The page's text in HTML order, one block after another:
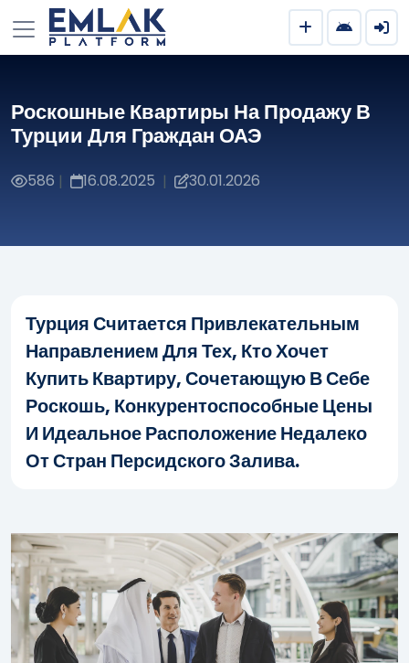
Роскошные Квартиры На Продажу В
Турции Для Граждан ОАЭ
586 | 16.08.2025 | 30.01.2026
Турция Считается Привлекательным
Направлением Для Тех, Кто Хочет
Купить Квартиру, Сочетающую В Себе
Роскошь, Конкурентоспособные Цены
И Идеальное Расположение Недалеко
От Стран Персидского Залива.